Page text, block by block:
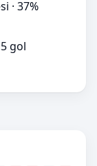
· 37%
gol